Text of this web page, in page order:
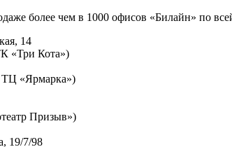
более чем в 1000 офисов «Билайн» по
14
«Три Кота»)
ТЦ «Ярмарка»)
Призыв»)
19/7/98